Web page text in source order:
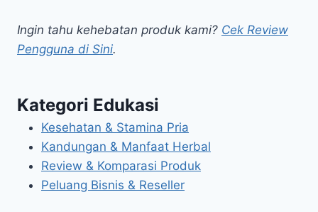
Ingin tahu kehebatan produk kami? Cek Review
Pengguna di Sini.
Kategori Edukasi
Kesehatan & Stamina Pria
Kandungan & Manfaat Herbal
Review & Komparasi Produk
Peluang Bisnis & Reseller